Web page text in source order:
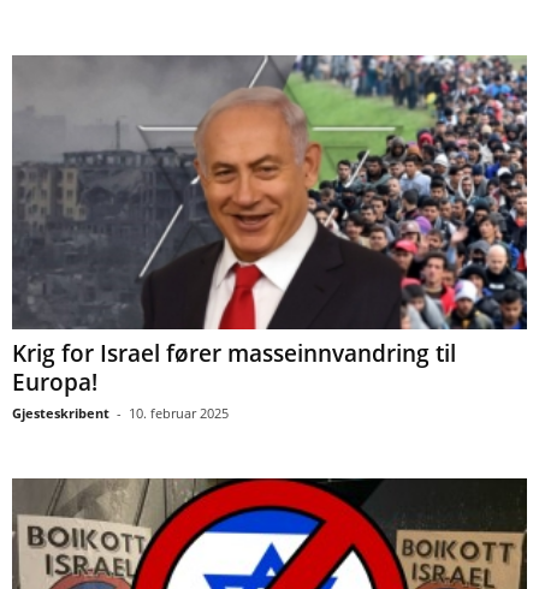
Krig for Israel fører masseinnvandring til
Europa!
Gjesteskribent - 10. februar 2025